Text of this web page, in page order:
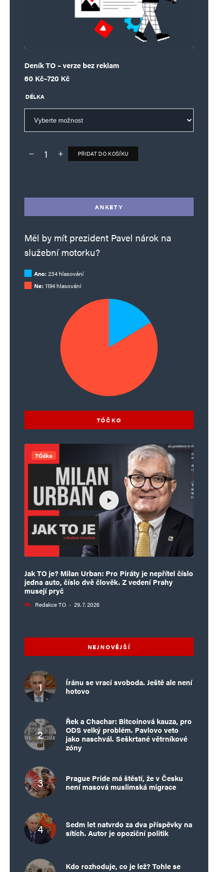
Deník TO – verze bez reklam
60 Kč–720 Kč
Rozpětí cen: 60 Kč až 720 Kč
DÉLKA
Deník TO – verze bez reklam množství
PŘIDAT DO KOŠÍKU
ANKETY
Měl by mít prezident Pavel nárok na
služební motorku?
Ano: 234 hlasování
Ne: 1194 hlasování
TÓČKO
TÓčko
Jak TO je? Milan Urban: Pro Piráty je nepřítel číslo
jedna auto, číslo dvě člověk. Z vedení Prahy
musejí pryč
Redakce TO · 29. 7. 2026
NEJNOVĚJŠÍ
Íránu se vrací svoboda. Ještě ale není
hotovo
Řek a Chachar: Bitcoinová kauza, pro
ODS velký problém. Pavlovo veto
jako naschvál. Seškrtané větrníkové
zóny
Prague Pride má štěstí, že v Česku
není masová muslimská migrace
Sedm let natvrdo za dva příspěvky na
sítích. Autor je opoziční politik
Kdo rozhoduje, co je lež? Tohle se